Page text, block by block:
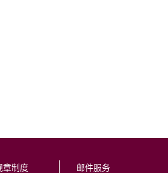
章制度 邮件服务